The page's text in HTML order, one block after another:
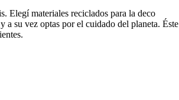
Elegí materiales reciclados para la deco
a su vez optas por el cuidado del planeta. Éste